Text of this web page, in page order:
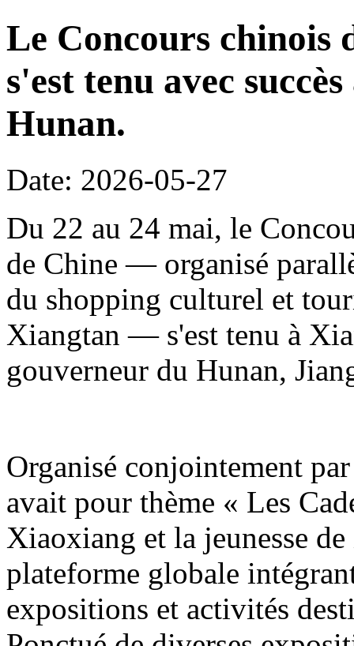
Le Concours chinois
s'est tenu avec
Hunan.
Date: 2026-05-27
Du 22 au 24 mai, le
de Chine — organisé
du shopping culturel et
Xiangtan — s'est tenu à
gouverneur du Hunan,
Organisé conjointement
avait pour thème « Les
Xiaoxiang et la jeunesse
plateforme globale
expositions et activités